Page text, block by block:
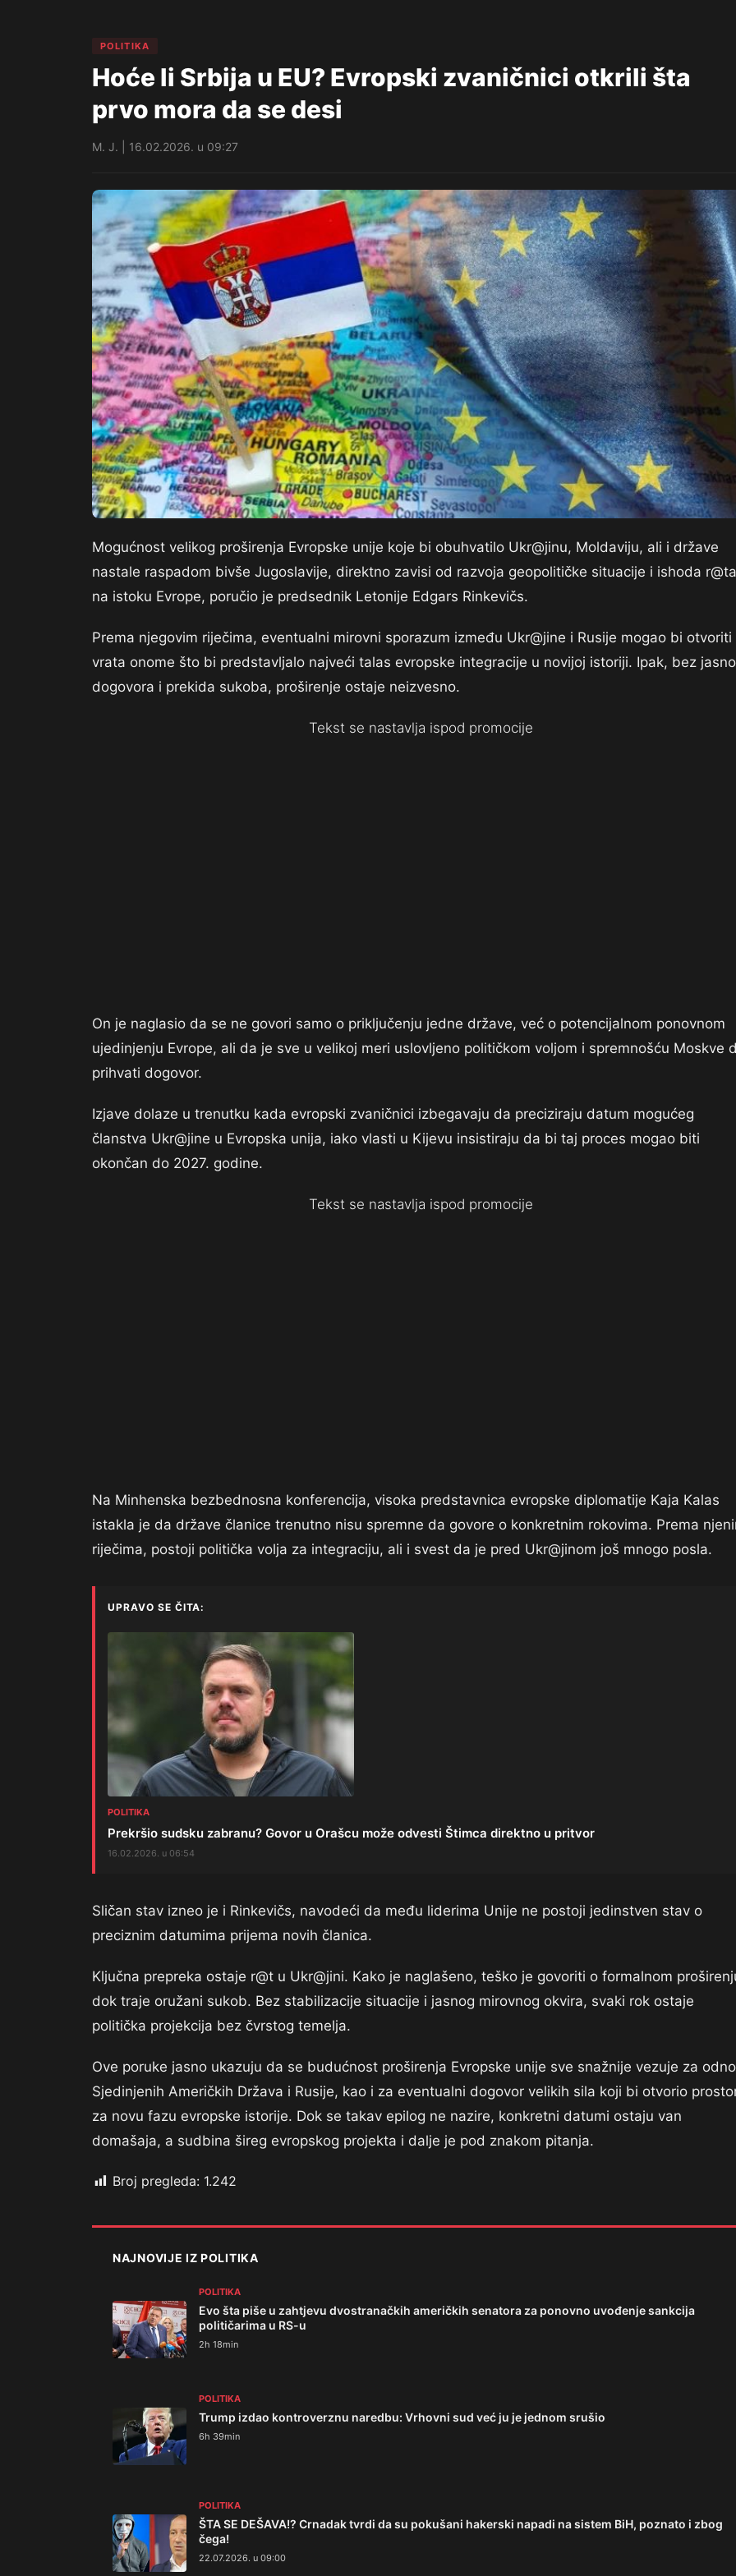
POLITIKA
Hoće li Srbija u EU? Evropski zvaničnici otkrili šta
prvo mora da se desi
M. J. | 16.02.2026. u 09:27
Mogućnost velikog proširenja Evropske unije koje bi obuhvatilo Ukr@jinu, Moldaviju, ali i države
nastale raspadom bivše Jugoslavije, direktno zavisi od razvoja geopolitičke situacije i ishoda r@ta
na istoku Evrope, poručio je predsednik Letonije Edgars Rinkevičs.
Prema njegovim riječima, eventualni mirovni sporazum između Ukr@jine i Rusije mogao bi otvoriti
vrata onome što bi predstavljalo najveći talas evropske integracije u novijoj istoriji. Ipak, bez
dogovora i prekida sukoba, proširenje ostaje neizvesno.
Tekst se nastavlja ispod promocije
On je naglasio da se ne govori samo o priključenju jedne države, već o potencijalnom ponovnom
ujedinjenju Evrope, ali da je sve u velikoj meri uslovljeno političkom voljom i spremnošću Moskve
prihvati dogovor.
Izjave dolaze u trenutku kada evropski zvaničnici izbegavaju da preciziraju datum mogućeg
članstva Ukr@jine u Evropska unija, iako vlasti u Kijevu insistiraju da bi taj proces mogao biti
okončan do 2027. godine.
Tekst se nastavlja ispod promocije
Na Minhenska bezbednosna konferencija, visoka predstavnica evropske diplomatije Kaja Kalas
istakla je da države članice trenutno nisu spremne da govore o konkretnim rokovima. Prema
riječima, postoji politička volja za integraciju, ali i svest da je pred Ukr@jinom još mnogo posla.
UPRAVO SE ČITA:
POLITIKA
Prekršio sudsku zabranu? Govor u Orašcu može odvesti Štimca direktno u pritvor
16.02.2026. u 06:54
Sličan stav izneo je i Rinkevičs, navodeći da među liderima Unije ne postoji jedinstven stav o
preciznim datumima prijema novih članica.
Ključna prepreka ostaje r@t u Ukr@jini. Kako je naglašeno, teško je govoriti o formalnom
dok traje oružani sukob. Bez stabilizacije situacije i jasnog mirovnog okvira, svaki rok ostaje
politička projekcija bez čvrstog temelja.
Ove poruke jasno ukazuju da se budućnost proširenja Evropske unije sve snažnije vezuje za
Sjedinjenih Američkih Država i Rusije, kao i za eventualni dogovor velikih sila koji bi otvorio
za novu fazu evropske istorije. Dok se takav epilog ne nazire, konkretni datumi ostaju van
domašaja, a sudbina šireg evropskog projekta i dalje je pod znakom pitanja.
Broj pregleda: 1.242
NAJNOVIJE IZ POLITIKA
POLITIKA
Evo šta piše u zahtjevu dvostranačkih američkih senatora za ponovno uvođenje sankcija
političarima u RS-u
2h 18min
POLITIKA
Trump izdao kontroverznu naredbu: Vrhovni sud već ju je jednom srušio
6h 39min
POLITIKA
ŠTA SE DEŠAVA!? Crnadak tvrdi da su pokušani hakerski napadi na sistem BiH, poznato i zbog
čega!
22.07.2026. u 09:00